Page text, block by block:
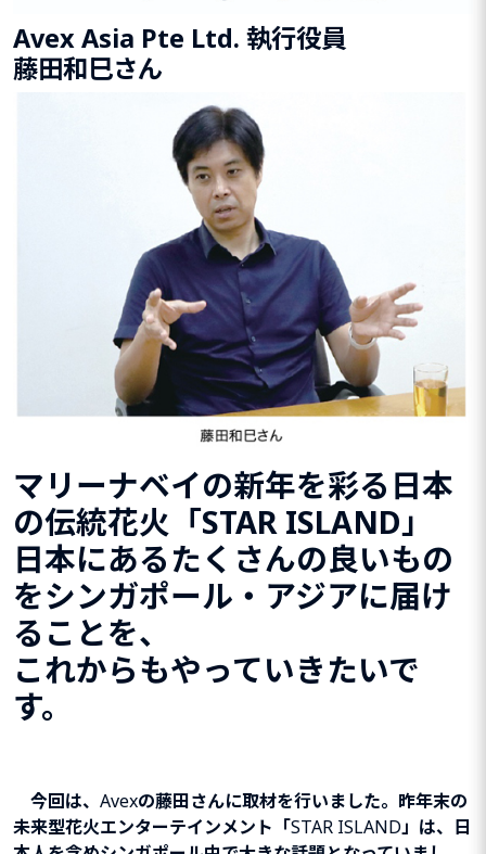
Avex Asia Pte Ltd. 執行役員
藤田和巳さん
マリーナベイの新年を彩る日本
の伝統花火「STAR ISLAND」
日本にあるたくさんの良いもの
をシンガポール・アジアに届け
ることを、
これからもやっていきたいで
す。
今回は、 Avexの藤田さんに取材を行いました。 昨年末の
未来型花火エンターテインメント「STAR ISLAND」は、日